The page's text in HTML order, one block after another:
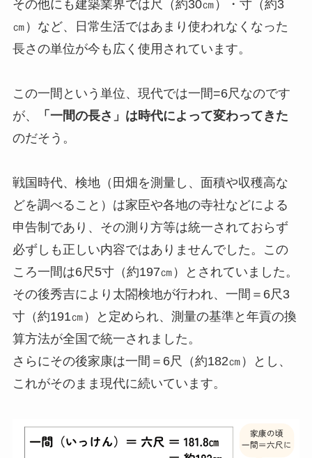
その他にも建築業界では尺（約30㎝）・寸（約3
㎝）など、日常生活ではあまり使われなくなった
長さの単位が今も広く使用されています。
この一間という単位、現代では一間=6尺なのです
が、
「一間の長さ」は時代によって変わってきた
のだそう。
戦国時代、検地（田畑を測量し、面積や収穫高な
どを調べること）は家臣や各地の寺社などによる
申告制であり、その測り方等は統一されておらず
必ずしも正しい内容ではありませんでした。この
ころ一間は6尺5寸（約197㎝）とされていました。
その後秀吉により太閤検地が行われ、一間＝6尺3
寸（約191㎝）と定められ、測量の基準と年貢の換
算方法が全国で統一されました。
さらにその後家康は一間＝6尺（約182㎝）とし、
これがそのまま現代に続いています。